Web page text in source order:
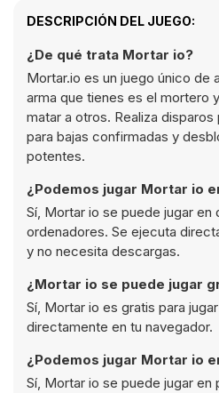
DESCRIPCIÓN DEL JUEGO:
¿De qué trata Mortar io?
Mortar.io es un juego único de
arma que tienes es el mortero
matar a otros. Realiza
para bajas confirmadas y
potentes.
¿Podemos jugar Mortar io
Sí, Mortar io se puede jugar
ordenadores. Se ejecuta
y no necesita descargas.
¿Mortar io se puede jugar
Sí, Mortar io es gratis para
directamente en tu navegador.
¿Podemos jugar Mortar io
Sí, Mortar io se puede jugar en